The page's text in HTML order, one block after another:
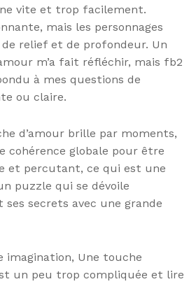
vite et trop facilement.
mais les personnages
relief et de profondeur. Un
m’a fait réfléchir, mais fb2
à mes questions de
ou claire.
d’amour brille par moments,
cohérence globale pour être
et percutant, ce qui est une
puzzle qui se dévoile
secrets avec une grande
imagination, Une touche
un peu trop compliquée et lire